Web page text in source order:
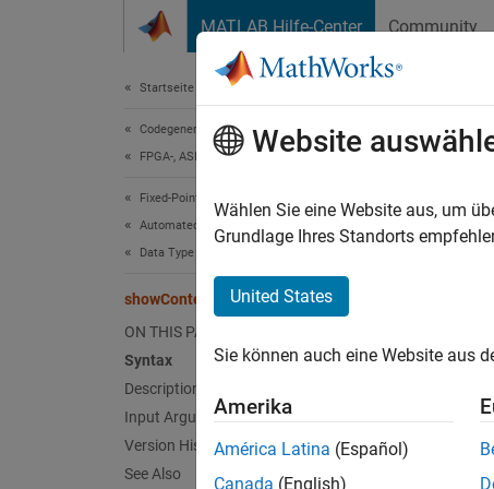
MATLAB Hilfe-Center Community
Startseite der Dokumentation
Codegenerierung
FPGA-, ASIC und SoC-Entwicklung
Fixed-Point Designer
Automated Data Type Conversion
Data Type Optimization in Simulink
showContents
ON THIS PAGE
Syntax
Description
Input Arguments
Version History
See Also
Class:
Website
Wählen Sie eine Website aus, um
Grundlage Ihres Standorts
United States
Sie können auch eine Website aus
Amerika
América Latina (Español)
Canada (English)